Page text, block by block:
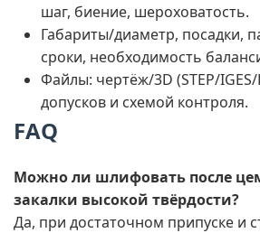
шаг, биение, шероховатость.
Габариты/диаметр, посадки,
сроки, необходимость
Файлы: чертёж/3D (STEP/IGES/
допусков и схемой контроля.
FAQ
Можно ли шлифовать после
закалки высокой твёрдости?
Да, при достаточном припуске и